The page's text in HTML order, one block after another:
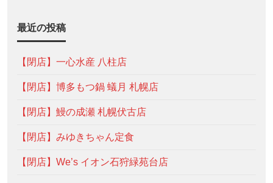
最近の投稿
【閉店】一心水産 八柱店
【閉店】博多もつ鍋 蟻月 札幌店
【閉店】鰻の成瀬 札幌伏古店
【閉店】みゆきちゃん定食
【閉店】We’s イオン石狩緑苑台店